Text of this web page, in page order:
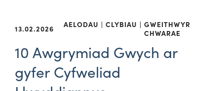
13.02.2026 AELODAU CLYBIAU
GWEITHWYR
CHWARAE
10 Awgrymiad Gwych ar
gyfer Cyfweliad